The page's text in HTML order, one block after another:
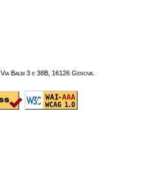
, Via Balbi 3 e 38B, 16126 Genova.